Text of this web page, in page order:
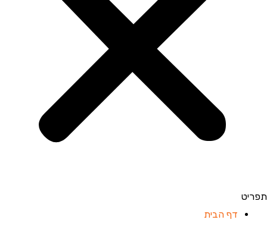
דף הבית